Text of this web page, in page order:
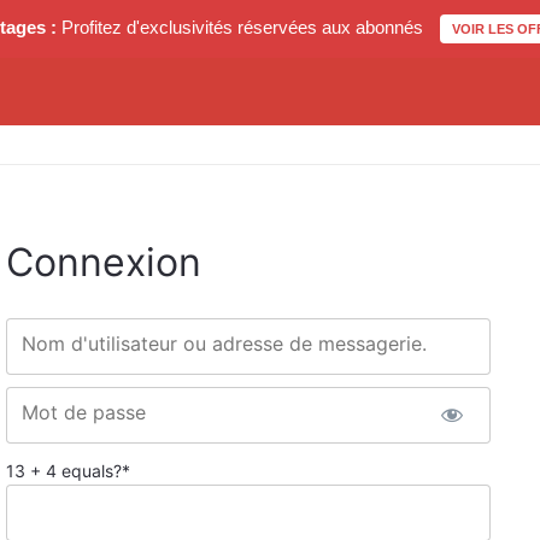
: Profitez d'exclusivités réservées aux abonnés VOIR LES
Connexion
Nom d'utilisateur ou adresse de messagerie.
Mot de passe
13 + 4 equals?*